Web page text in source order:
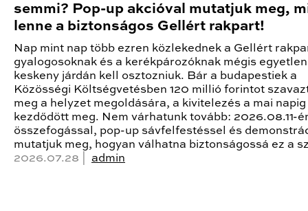
semmi? Pop-up akcióval mutatjuk meg,
lenne a biztonságos Gellért rakpart!
Nap mint nap több ezren közlekednek a Gellért
gyalogosoknak és a kerékpározóknak mégis egyetlen
keskeny járdán kell osztozniuk. Bár a budapestiek a
Közösségi Költségvetésben 120 millió forintot
meg a helyzet megoldására, a kivitelezés a mai napig
kezdődött meg. Nem várhatunk tovább: 2026.08.11-
összefogással, pop-up sávfelfestéssel és
mutatjuk meg, hogyan válhatna biztonságossá ez a
2026.07.28 | admin